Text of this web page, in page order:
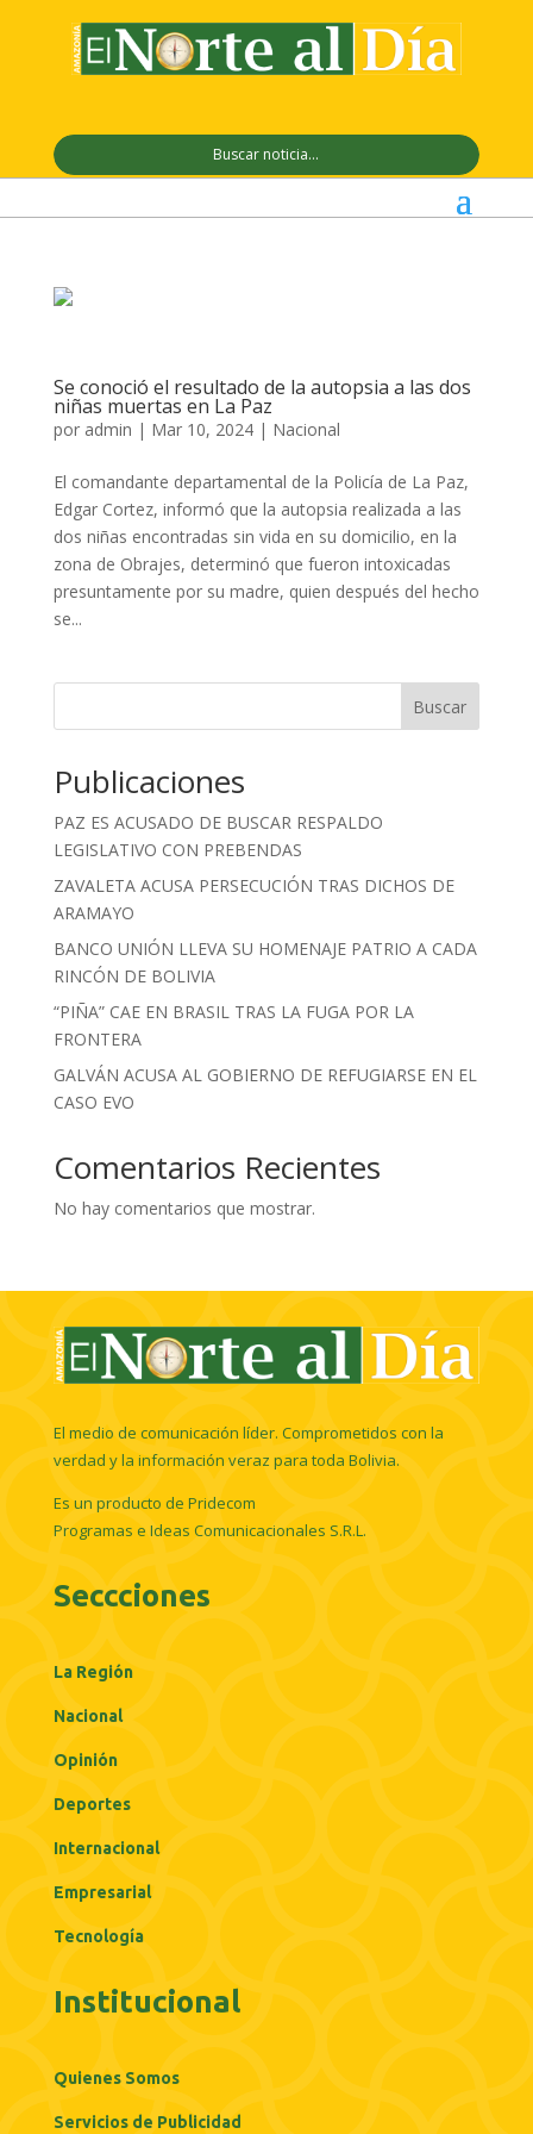
Se conoció el resultado de la autopsia a las dos
niñas muertas en La Paz
por admin | Mar 10, 2024| Nacional
El comandante departamental de la Policía de La Paz,
Edgar Cortez, informó que la autopsia realizada a las
dos niñas encontradas sin vida en su domicilio, en la
zona de Obrajes, determinó que fueron intoxicadas
presuntamente por su madre, quien después del hecho
se...
Buscar
Publicaciones
PAZ ES ACUSADO DE BUSCAR RESPALDO
LEGISLATIVO CON PREBENDAS
ZAVALETA ACUSA PERSECUCIÓN TRAS DICHOS DE
ARAMAYO
BANCO UNIÓN LLEVA SU HOMENAJE PATRIO A CADA
RINCÓN DE BOLIVIA
“PIÑA” CAE EN BRASIL TRAS LA FUGA POR LA
FRONTERA
GALVÁN ACUSA AL GOBIERNO DE REFUGIARSE EN EL
CASO EVO
Comentarios Recientes
No hay comentarios que mostrar.
El medio de comunicación líder. Comprometidos con la
verdad y la información veraz para toda Bolivia.
Es un producto de Pridecom
Programas e Ideas Comunicacionales S.R.L.
Seccciones
La Región
Nacional
Opinión
Deportes
Internacional
Empresarial
Tecnología
Institucional
Quienes Somos
Servicios de Publicidad